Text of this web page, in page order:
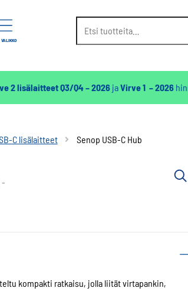
2 lisälaitteet Q3/Q4 – 2026jaVirve 1 – 2026
C lisälaitteet Senop USB-C Hub
kompakti ratkaisu, jolla liität virtapankin,